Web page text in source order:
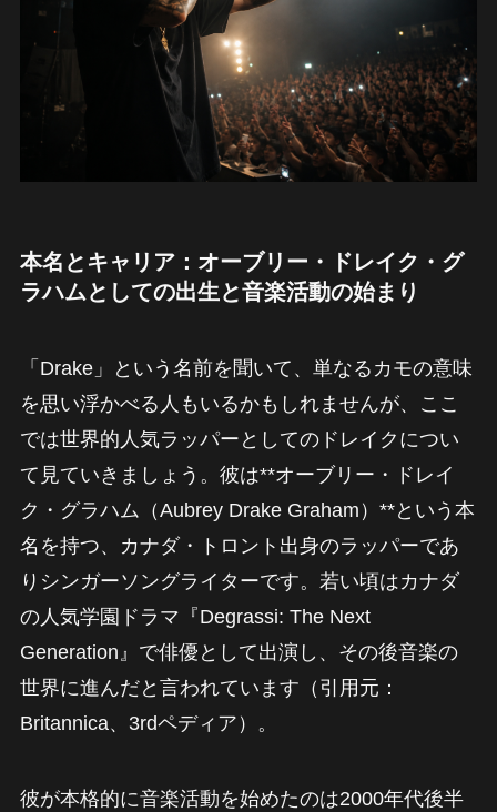
本名とキャリア：オーブリー・ドレイク・グ
ラハムとしての出生と音楽活動の始まり
「Drake」という名前を聞いて、単なるカモの意味
を思い浮かべる人もいるかもしれませんが、ここ
では世界的人気ラッパーとしてのドレイクについ
て見ていきましょう。彼は**オーブリー・ドレイ
ク・グラハム（Aubrey Drake Graham）**という本
名を持つ、カナダ・トロント出身のラッパーであ
りシンガーソングライターです。若い頃はカナダ
の人気学園ドラマ『Degrassi: The Next
Generation』で俳優として出演し、その後音楽の
世界に進んだと言われています（引用元：
Britannica、3rdペディア）。
彼が本格的に音楽活動を始めたのは2000年代後半